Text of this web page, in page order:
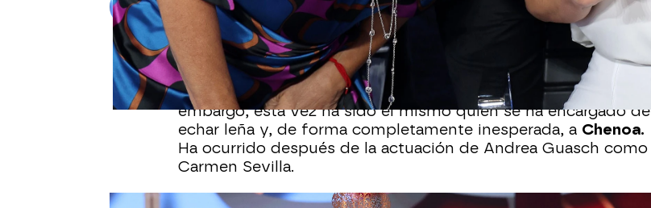
Publicado:10 de junio de 2023, 13:34
Whatsapp
Facebook
Manel Fuentessuele ser el pacificador cuando surge algún
pique entre los miembros del jurado de'Tu cara me suena'.
embargo, esta vez ha sido él mismo quien se ha encargado de
echar leña y, de forma completamente inesperada, a Chenoa.
Ha ocurrido después de la actuación de Andrea Guasch como
Carmen Sevilla.